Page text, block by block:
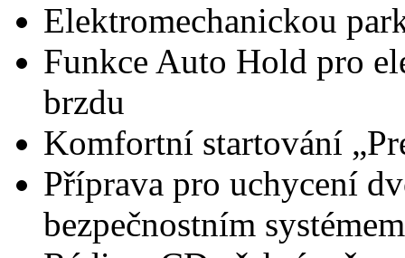
Elektromechanickou
Funkce Auto Hold pro
brzdu
Komfortní startování
Příprava pro uchycení
bezpečnostním